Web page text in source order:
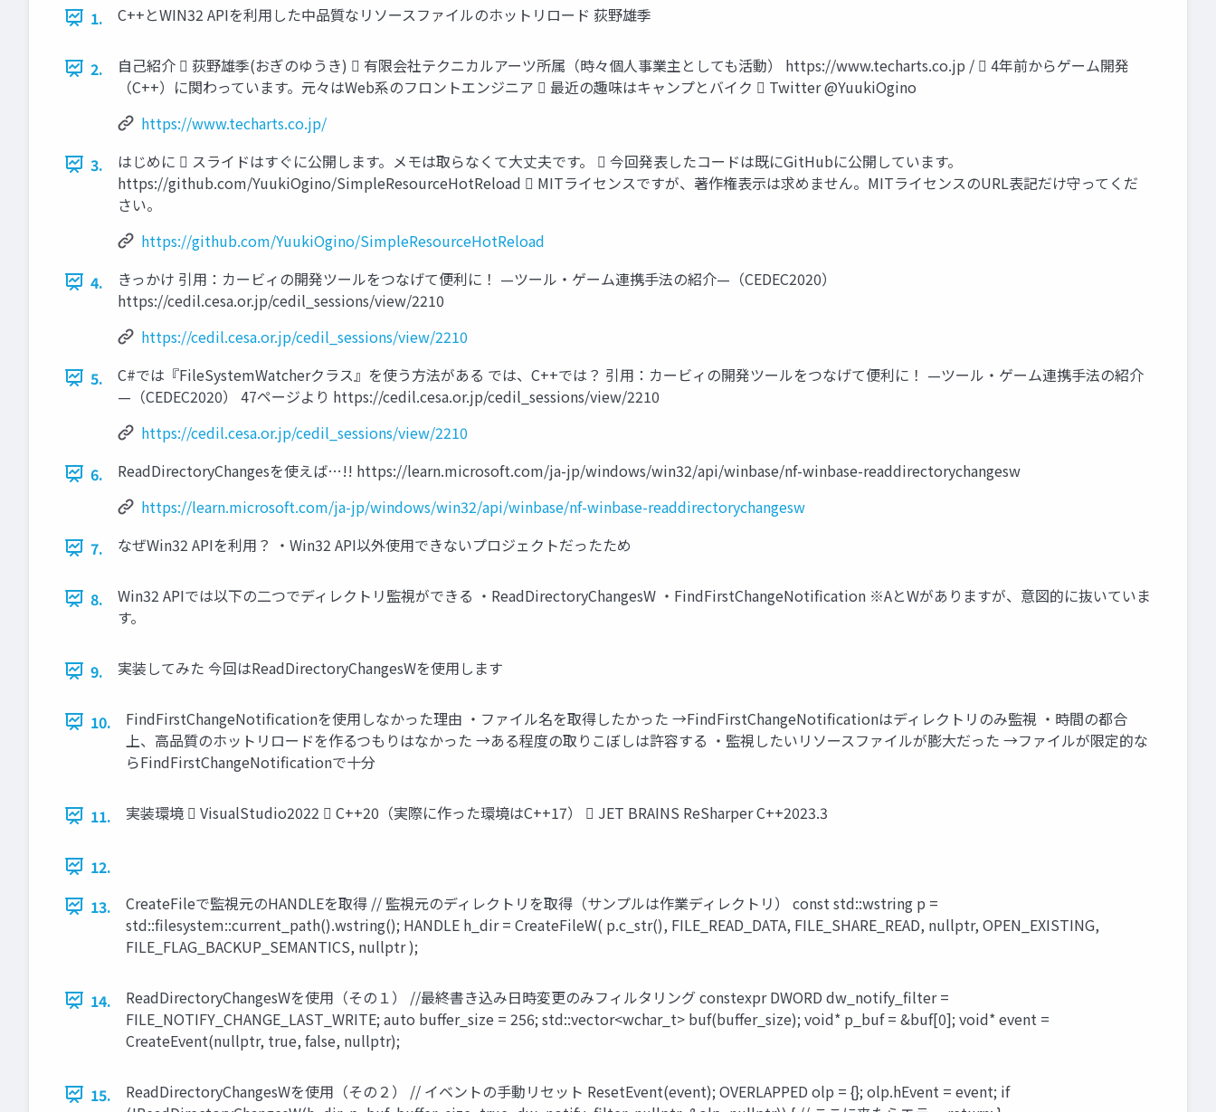
1.
C++とWIN32 APIを利用した中品質なリソースファイルのホットリロード 荻野雄季
2.
自己紹介  荻野雄季(おぎのゆうき)  有限会社テクニカルアーツ所属（時々個人事業主としても活動） https://www.techarts.co.jp /  4年前からゲーム開発
（C++）に関わっています。元々はWeb系のフロントエンジニア  最近の趣味はキャンプとバイク  Twitter @YuukiOgino
https://www.techarts.co.jp/
3.
はじめに  スライドはすぐに公開します。メモは取らなくて大丈夫です。  今回発表したコードは既にGitHubに公開しています。
https://github.com/YuukiOgino/SimpleResourceHotReload  MITライセンスですが、著作権表示は求めません。MITライセンスのURL表記だけ守ってくだ
さい。
https://github.com/YuukiOgino/SimpleResourceHotReload
4.
きっかけ 引用：カービィの開発ツールをつなげて便利に！ —ツール・ゲーム連携手法の紹介—（CEDEC2020）
https://cedil.cesa.or.jp/cedil_sessions/view/2210
https://cedil.cesa.or.jp/cedil_sessions/view/2210
5.
C#では『FileSystemWatcherクラス』を使う方法がある では、C++では？ 引用：カービィの開発ツールをつなげて便利に！ —ツール・ゲーム連携手法の紹介
—（CEDEC2020） 47ページより https://cedil.cesa.or.jp/cedil_sessions/view/2210
https://cedil.cesa.or.jp/cedil_sessions/view/2210
6.
ReadDirectoryChangesを使えば…!! https://learn.microsoft.com/ja-jp/windows/win32/api/winbase/nf-winbase-readdirectorychangesw
https://learn.microsoft.com/ja-jp/windows/win32/api/winbase/nf-winbase-readdirectorychangesw
7.
なぜWin32 APIを利用？ ・Win32 API以外使用できないプロジェクトだったため
8.
Win32 APIでは以下の二つでディレクトリ監視ができる ・ReadDirectoryChangesW ・FindFirstChangeNotification ※AとWがありますが、意図的に抜いていま
す。
9. 実装してみた 今回はReadDirectoryChangesWを使用します
10.
FindFirstChangeNotificationを使用しなかった理由 ・ファイル名を取得したかった →FindFirstChangeNotificationはディレクトリのみ監視 ・時間の都合
上、高品質のホットリロードを作るつもりはなかった →ある程度の取りこぼしは許容する ・監視したいリソースファイルが膨大だった →ファイルが限定的な
らFindFirstChangeNotificationで十分
11. 実装環境  VisualStudio2022  C++20（実際に作った環境はC++17）  JET BRAINS ReSharper C++2023.3
12.
13.
CreateFileで監視元のHANDLEを取得 // 監視元のディレクトリを取得（サンプルは作業ディレクトリ） const std::wstring p =
std::filesystem::current_path().wstring(); HANDLE h_dir = CreateFileW( p.c_str(), FILE_READ_DATA, FILE_SHARE_READ, nullptr, OPEN_EXISTING,
FILE_FLAG_BACKUP_SEMANTICS, nullptr );
14.
ReadDirectoryChangesWを使用（その１） //最終書き込み日時変更のみフィルタリング constexpr DWORD dw_notify_filter =
FILE_NOTIFY_CHANGE_LAST_WRITE; auto buffer_size = 256; std::vector<wchar_t> buf(buffer_size); void* p_buf = &buf[0]; void* event =
CreateEvent(nullptr, true, false, nullptr);
15.
ReadDirectoryChangesWを使用（その２） // イベントの手動リセット ResetEvent(event); OVERLAPPED olp = {}; olp.hEvent = event; if